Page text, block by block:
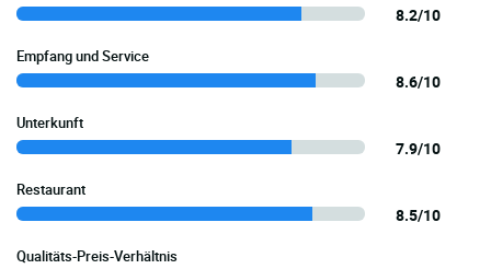
8.2/10
Empfang und Service
8.6/10
Unterkunft
7.9/10
Restaurant
8.5/10
Qualitäts-Preis-Verhältnis